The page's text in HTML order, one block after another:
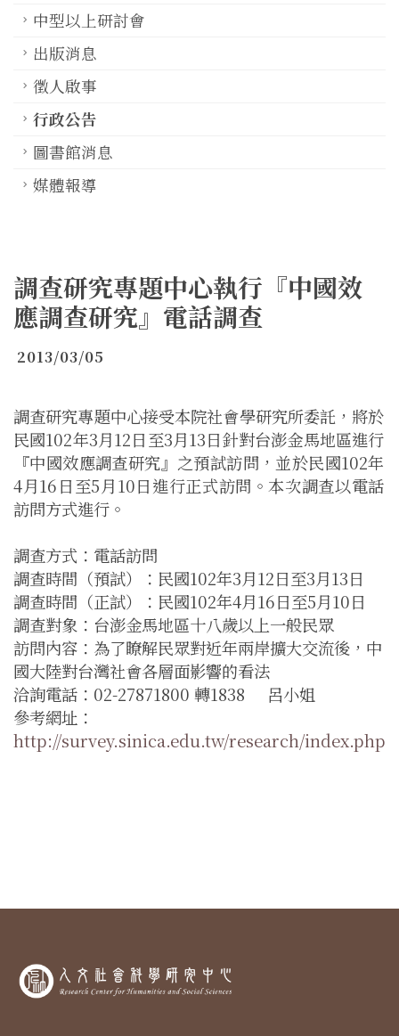
中型以上研討會
出版消息
徵人啟事
行政公告
圖書館消息
媒體報導
調查研究專題中心執行『中國效
應調查研究』電話調查
2013/03/05
調查研究專題中心接受本院社會學研究所委託，將於
民國102年3月12日至3月13日針對台澎金馬地區進行
『中國效應調查研究』之預試訪問，並於民國102年
4月16日至5月10日進行正式訪問。本次調查以電話
訪問方式進行。
調查方式：電話訪問
調查時間（預試）：民國102年3月12日至3月13日
調查時間（正試）：民國102年4月16日至5月10日
調查對象：台澎金馬地區十八歲以上一般民眾
訪問內容：為了瞭解民眾對近年兩岸擴大交流後，中
國大陸對台灣社會各層面影響的看法
洽詢電話：02-27871800 轉1838 呂小姐
參考網址：
http://survey.sinica.edu.tw/research/index.php